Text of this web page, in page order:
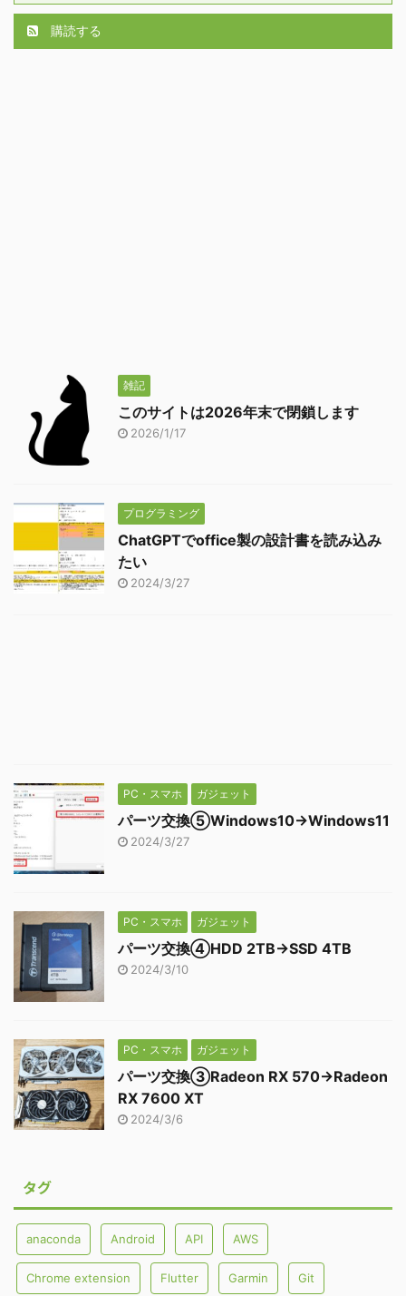
購読する
雑記
このサイトは2026年末で閉鎖します
2026/1/17
プログラミング
ChatGPTでoffice製の設計書を読み込み
たい
2024/3/27
PC・スマホ ガジェット
パーツ交換⑤Windows10→Windows11
2024/3/27
PC・スマホ ガジェット
パーツ交換④HDD 2TB→SSD 4TB
2024/3/10
PC・スマホ ガジェット
パーツ交換③Radeon RX 570→Radeon
RX 7600 XT
2024/3/6
タグ
anaconda Android API AWS
Chrome extension Flutter Garmin Git